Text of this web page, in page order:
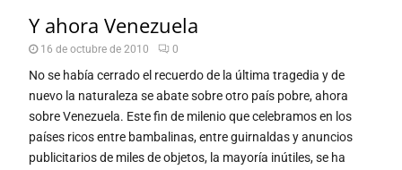
Y ahora Venezuela
16 de octubre de 2010 0
No se había cerrado el recuerdo de la última tragedia y de
nuevo la naturaleza se abate sobre otro país pobre, ahora
sobre Venezuela. Este fin de milenio que celebramos en los
países ricos entre bambalinas, entre guirnaldas y anuncios
publicitarios de miles de objetos, la mayoría inútiles, se ha